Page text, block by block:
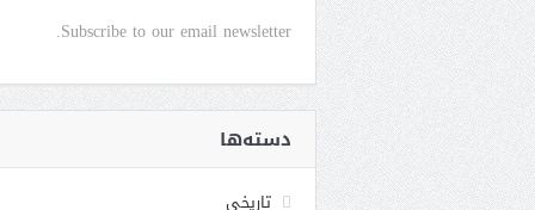
Subscribe to our email newsletter.
دسته‌ها
تاریخی